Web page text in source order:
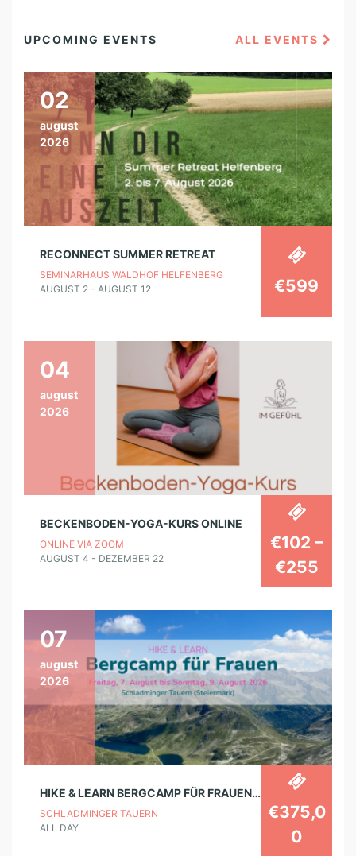
ALL EVENTS
UPCOMING EVENTS
02
august
2026
RECONNECT SUMMER RETREAT
SEMINARHAUS WALDHOF HELFENBERG
AUGUST 2 - AUGUST 12
€599
04
august
2026
BECKENBODEN-YOGA-KURS ONLINE
ONLINE VIA ZOOM
AUGUST 4 - DEZEMBER 22
€102 –
€255
07
august
2026
HIKE & LEARN BERGCAMP FÜR FRAUEN IN DEN SCHLADMINGER TAUERN
SCHLADMINGER TAUERN
ALL DAY
€375,0
0